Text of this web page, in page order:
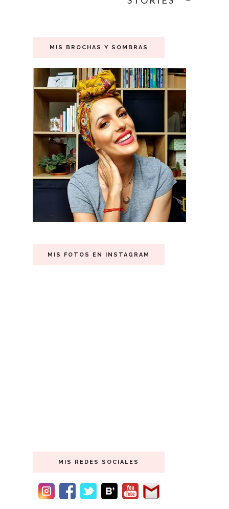
MIS BROCHAS Y SOMBRAS
MIS FOTOS EN INSTAGRAM
MIS REDES SOCIALES